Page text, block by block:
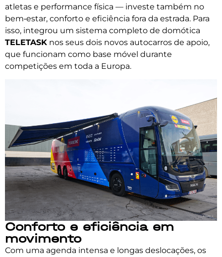
atletas e performance física — investe também no
bem‑estar, conforto e eficiência fora da estrada. Para
isso, integrou um sistema completo de domótica
TELETASK nos seus dois novos autocarros de apoio,
que funcionam como base móvel durante
competições em toda a Europa.
Conforto e eficiência em
movimento
Com uma agenda intensa e longas deslocações, os